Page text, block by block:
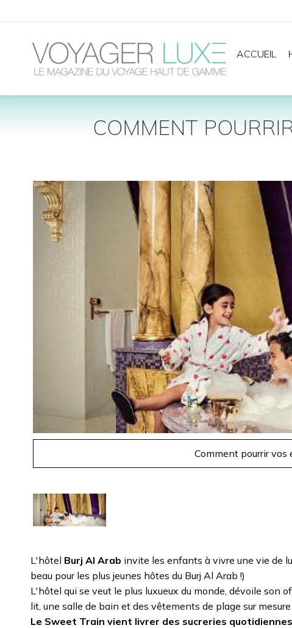
ACCUEIL
COMMENT
Comment pourrir vos
L'hôtel Burj Al Arab invite les enfants à vivre une vie de
beau pour les plus jeunes hôtes du Burj Al Arab !)
L'hôtel qui se veut le plus luxueux du monde, dévoile son
lit, une salle de bain et des vêtements de plage sur
Le Sweet Train vient livrer des sucreries